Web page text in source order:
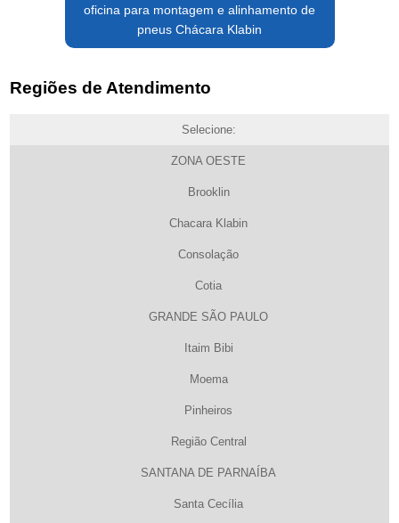
oficina para montagem e alinhamento de
pneus Chácara Klabin
Regiões de Atendimento
Selecione:
ZONA OESTE
Brooklin
Chacara Klabin
Consolação
Cotia
GRANDE SÃO PAULO
Itaim Bibi
Moema
Pinheiros
Região Central
SANTANA DE PARNAÍBA
Santa Cecília